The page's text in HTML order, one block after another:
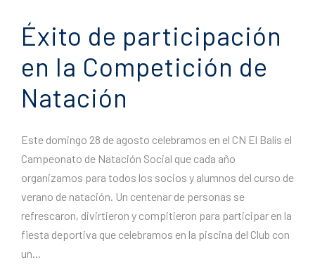
Éxito de participación
en la Competición de
Natación
Este domingo 28 de agosto celebramos en el CN El Balís el
Campeonato de Natación Social que cada año
organizamos para todos los socios y alumnos del curso de
verano de natación. Un centenar de personas se
refrescaron, divirtieron y compitieron para participar en la
fiesta deportiva que celebramos en la piscina del Club con
un...